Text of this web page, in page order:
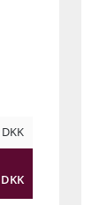
DKK
DKK